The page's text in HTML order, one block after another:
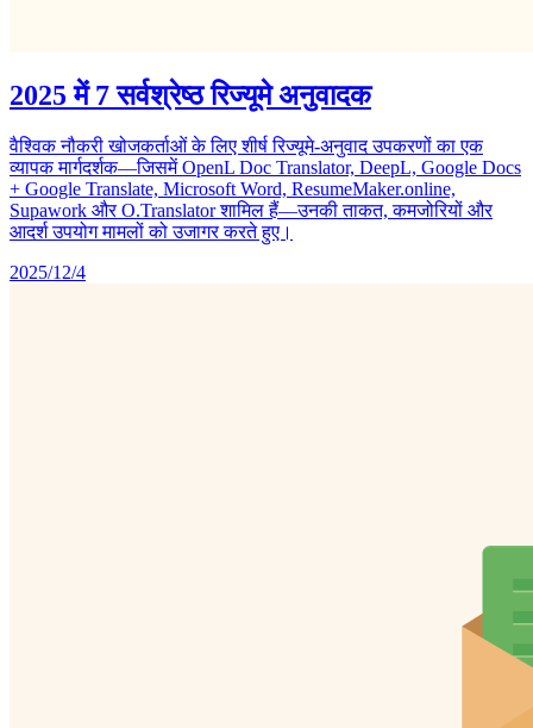
2025 में 7 सर्वश्रेष्ठ रिज्यूमे अनुवादक
वैश्विक नौकरी खोजकर्ताओं के लिए शीर्ष रिज्यूमे-अनुवाद उपकरणों का एक
व्यापक मार्गदर्शक—जिसमें OpenL Doc Translator, DeepL, Google Docs
+ Google Translate, Microsoft Word, ResumeMaker.online,
Supawork और O.Translator शामिल हैं—उनकी ताकत, कमजोरियों और
आदर्श उपयोग मामलों को उजागर करते हुए।
2025/12/4